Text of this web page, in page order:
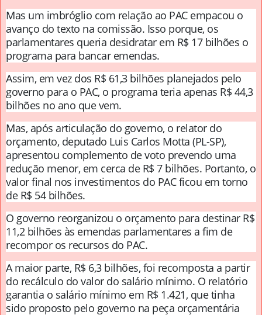
Mas um imbróglio com relação ao PAC empacou o
avanço do texto na comissão. Isso porque, os
parlamentares queria desidratar em R$ 17 bilhões o
programa para bancar emendas.
Assim, em vez dos R$ 61,3 bilhões planejados pelo
governo para o PAC, o programa teria apenas R$ 44,3
bilhões no ano que vem.
Mas, após articulação do governo, o relator do
orçamento, deputado Luis Carlos Motta (PL-SP),
apresentou complemento de voto prevendo uma
redução menor, em cerca de R$ 7 bilhões. Portanto, o
valor final nos investimentos do PAC ficou em torno
de R$ 54 bilhões.
O governo reorganizou o orçamento para destinar R$
11,2 bilhões às emendas parlamentares a fim de
recompor os recursos do PAC.
A maior parte, R$ 6,3 bilhões, foi recomposta a partir
do recálculo do valor do salário mínimo. O relatório
garantia o salário mínimo em R$ 1.421, que tinha
sido proposto pelo governo na peça orçamentária